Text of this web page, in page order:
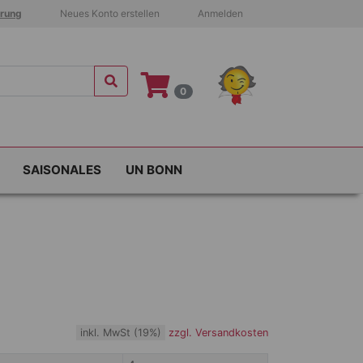
Neues Konto erstellen Anmelden
0
SAISONALES UN BONN
inkl. MwSt (19%) zzgl. Versandkosten